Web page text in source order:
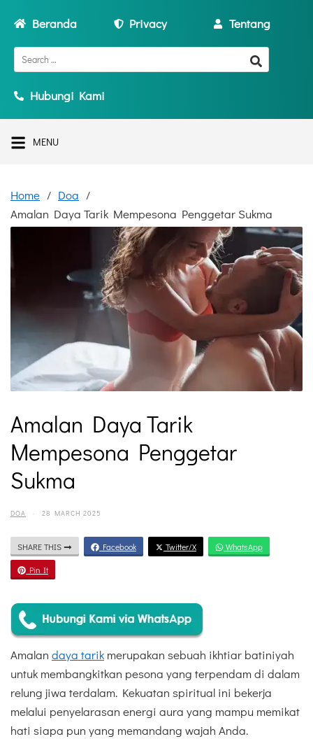
Beranda Privacy Tentang
Hubungi Kami
MENU
Home
Doa
Amalan Daya Tarik Mempesona Penggetar Sukma
Amalan Daya Tarik
Mempesona Penggetar
Sukma
DOA · 28 MARCH 2025
SHARE THIS Facebook Twitter/X WhatsApp
Pin It
Amalan daya tarik merupakan sebuah ikhtiar batiniyah
untuk membangkitkan pesona yang terpendam di dalam
relung jiwa terdalam. Kekuatan spiritual ini bekerja
melalui penyelarasan energi aura yang mampu memikat
hati siapa pun yang memandang wajah Anda.